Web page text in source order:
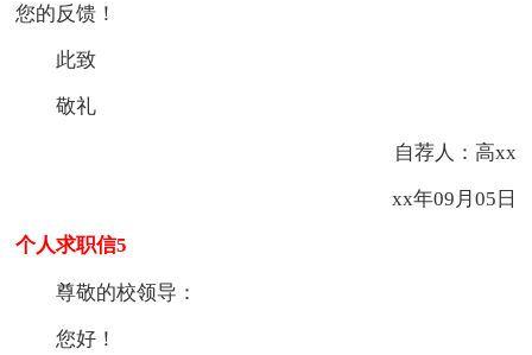
您的反馈！
此致
敬礼
自荐人：高xx
xx年09月05日
个人求职信5
尊敬的校领导：
您好！